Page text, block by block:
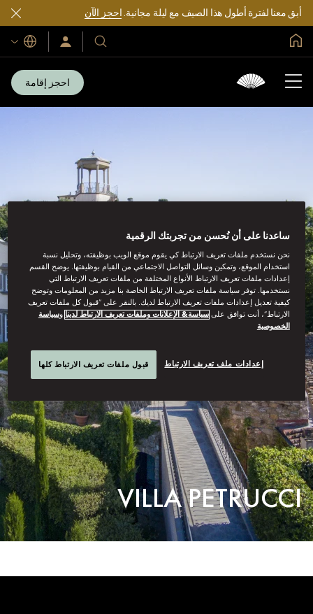
أبق معنا لفترة أطول هذا الصيف مع ليلة مجانية.احجز الآن
فنادقنا
ومنتجعاتنا
سجّل
الدخول/
اللغات
احجز إقامة
VILLA PETRUCCI
ساعدنا على أن نُحسن من تجربتك الرقمية
نحن نستخدم ملفات تعريف الارتباط كي يقوم موقع الويب بوظيفته، وتحليل نسبة
استخدام الموقع، وتمكين وسائل التواصل الاجتماعي من القيام بوظيفتها. يوضح القسم
إعدادات ملفات تعريف الارتباط الأنواع المختلفة من ملفات تعريف الارتباط التي
نستخدمها. توفر سياسة ملفات تعريف الارتباط الخاصة بنا مزيد من المعلومات وتوضح
كيفية تعديل إعدادات ملفات تعريف الارتباط لديك. بالنقر على “قبول كل ملفات تعريف
الارتباط”، أنت توافق علىسياسة& الإعلانات وملفات تعريف الارتباط لدينا وسياسة
الخصوصية
إعدادات ملف تعريف الارتباط قبول ملفات تعريف الارتباط كلها